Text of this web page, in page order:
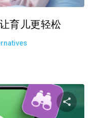
育儿更轻松